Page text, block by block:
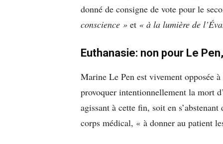
donné de consigne de vote pour le
conscience » et « à la lumière de
Euthanasie: non pour Le
Marine Le Pen est vivement opposée à
provoquer intentionnellement la mort
agissant à cette fin, soit en
corps médical, « à donner au patient